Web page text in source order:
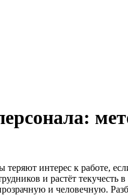
интерес к работе,
и растёт
и человечную.